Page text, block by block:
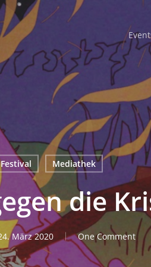
Festival Mediathek
die
März 2020 One Comment